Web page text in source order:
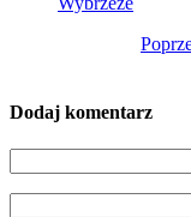
Dodaj komentarz